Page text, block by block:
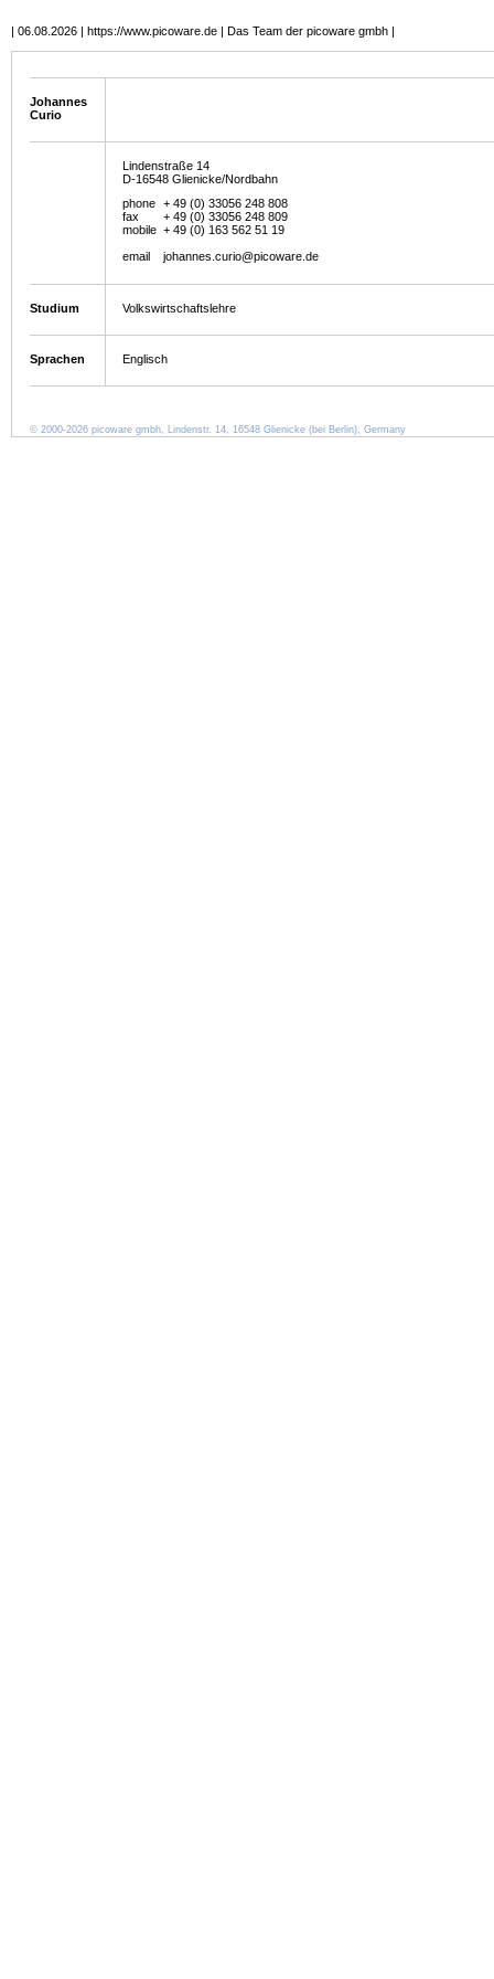
| 06.08.2026 | https://www.picoware.de | Das Team der picoware gmbh |
Johannes
Curio
Lindenstraße 14
D-16548 Glienicke/Nordbahn
phone + 49 (0) 33056 248 808
fax
+ 49 (0) 33056 248 809
mobile + 49 (0) 163 562 51 19
email
johannes.curio@picoware.de
Studium Volkswirtschaftslehre
Sprachen Englisch
© 2000-2026 picoware gmbh, Lindenstr. 14, 16548 Glienicke (bei Berlin), Germany